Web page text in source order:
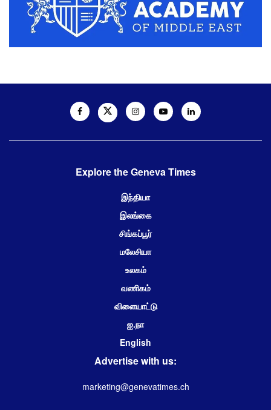
Explore the Geneva Times
இந்தியா
இலங்கை
சிங்கப்பூர்
மலேசியா
உலகம்
வணிகம்
விளையாட்டு
ஐ.நா
English
Advertise with us:
marketing@genevatimes.ch